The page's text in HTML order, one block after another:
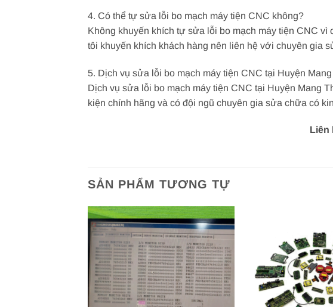
4. Có thể tự sửa lỗi bo mạch máy tiện CNC không?
Không khuyến khích tự sửa lỗi bo mạch máy tiện CNC
tôi khuyến khích khách hàng nên liên hệ với chuyên gia
5. Dịch vụ sửa lỗi bo mạch máy tiện CNC tại Huyện
Dịch vụ sửa lỗi bo mạch máy tiện CNC tại Huyện Mang
kiện chính hãng và có đội ngũ chuyên gia sửa chữa có
Liên
SẢN PHẨM TƯƠNG TỰ